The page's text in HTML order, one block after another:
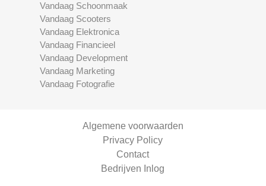
Vandaag Schoonmaak
Vandaag Scooters
Vandaag Elektronica
Vandaag Financieel
Vandaag Development
Vandaag Marketing
Vandaag Fotografie
Algemene voorwaarden
Privacy Policy
Contact
Bedrijven Inlog